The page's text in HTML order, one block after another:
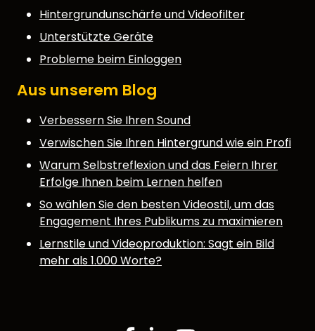
Hintergrundunschärfe und Videofilter
Unterstützte Geräte
Probleme beim Einloggen
Aus unserem Blog
Verbessern Sie Ihren Sound
Verwischen Sie Ihren Hintergrund wie ein Profi
Warum Selbstreflexion und das Feiern Ihrer
Erfolge Ihnen beim Lernen helfen
So wählen Sie den besten Videostil, um das
Engagement Ihres Publikums zu maximieren
Lernstile und Videoproduktion: Sagt ein Bild
mehr als 1.000 Worte?